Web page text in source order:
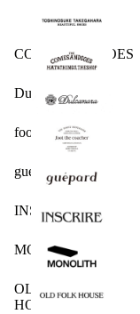
COMESANDGOES
Dulcamara
foot the coacher
guepard
INSCRIRE
MONOLITH
OLD FOLK
HOUSE